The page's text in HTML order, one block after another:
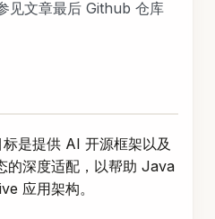
见文章最后 Github 仓库
是提供 AI 开源框架以及
的深度适配，以帮助 Java
应用架构。